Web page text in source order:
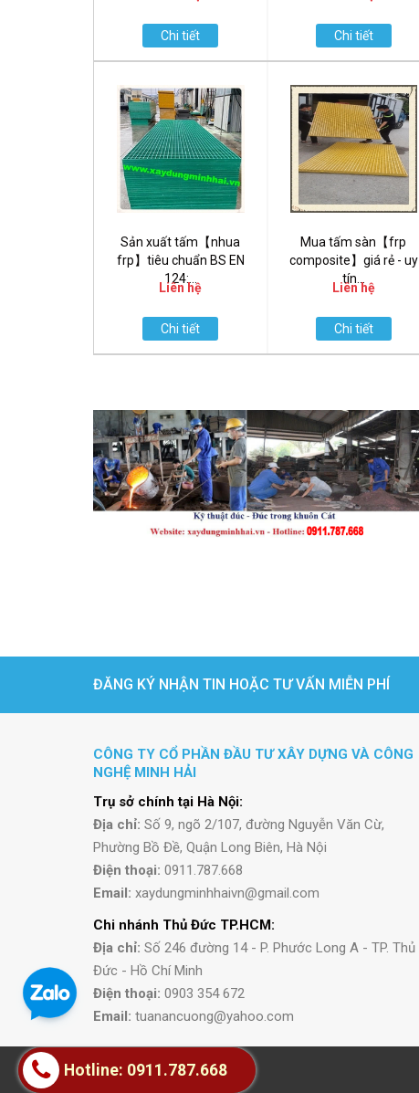
Chi tiết Chi tiết
Sản xuất tấm【nhua
frp】tiêu chuẩn BS EN
124:...
Liên hệ
Chi tiết
Mua tấm sàn【frp
composite】giá rẻ - uy
tín...
Liên hệ
Chi tiết
ĐĂNG KÝ NHẬN TIN HOẶC TƯ VẤN MIỄN PHÍ
CÔNG TY CỔ PHẦN ĐẦU TƯ XÂY DỰNG VÀ CÔNG
NGHỆ MINH HẢI
Trụ sở chính tại Hà Nội:
Địa chỉ: Số 9, ngõ 2/107, đường Nguyễn Văn Cừ,
Phường Bồ Đề, Quận Long Biên, Hà Nội
Điện thoại: 0911.787.668
Email: xaydungminhhaivn@gmail.com
Chi nhánh Thủ Đức TP.HCM:
Địa chỉ: Số 246 đường 14 - P. Phước Long A - TP. Thủ
Đức - Hồ Chí Minh
Điện thoại: 0903 354 672
Email: tuanancuong@yahoo.com
Hotline: 0911.787.668